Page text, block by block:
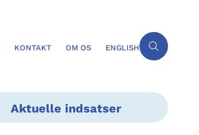
KONTAKT OM OS ENGLISH
Aktuelle indsatser